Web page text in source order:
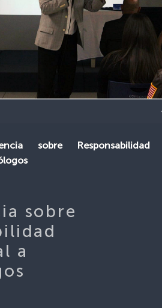
sobre Responsabilidad
sobre
a